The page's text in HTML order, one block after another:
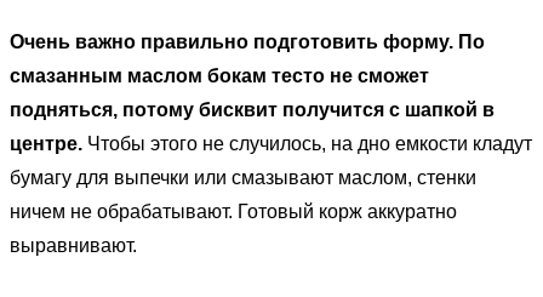
Очень важно правильно подготовить форму. По
смазанным маслом бокам тесто не сможет
подняться, потому бисквит получится с шапкой в
центре. Чтобы этого не случилось, на дно емкости кладут
бумагу для выпечки или смазывают маслом, стенки
ничем не обрабатывают. Готовый корж аккуратно
выравнивают.